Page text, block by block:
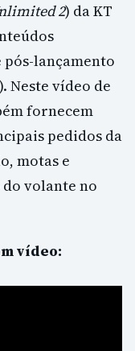
2) da KT
lançamento
Neste vídeo de
fornecem
pedidos da
motas e
volante no
vídeo: